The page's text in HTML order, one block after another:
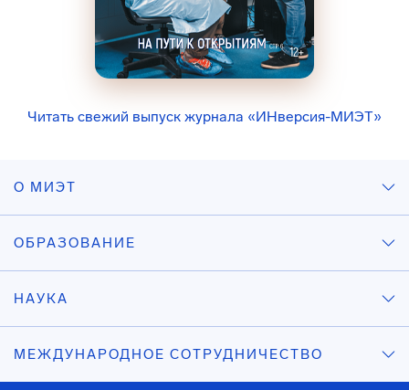
Читать свежий выпуск журнала «ИНверсия-МИЭТ»
О МИЭТ
ОБРАЗОВАНИЕ
НАУКА
МЕЖДУНАРОДНОЕ СОТРУДНИЧЕСТВО